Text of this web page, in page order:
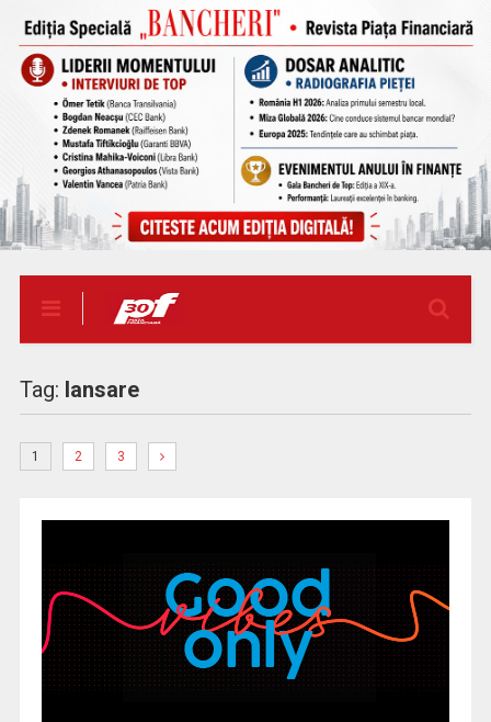
Tag: lansare
1 2 3